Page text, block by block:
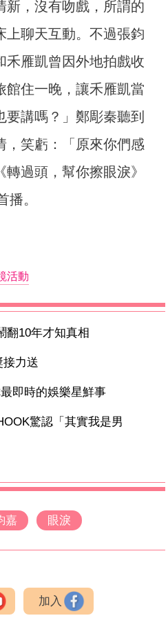
新，沒有吻戲，所謂的
上聊天互動。不過張鈞
禾雁凱曾因外地拍戲收
館住一晚，讓禾雁凱當
講嗎？」鄭彫秦聽到
，笑虧：「原來你們感
過頭，幫你擦眼淚》
播。
活動
10年才知真相
力送
即時的娛樂星鮮事
驚認「其實我是男
嘉 眼淚
加入